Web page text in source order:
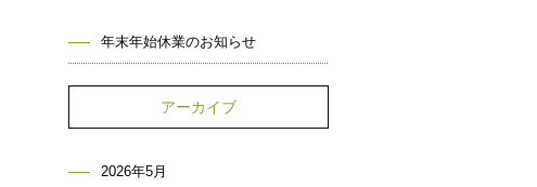
年末年始休業のお知らせ
アーカイブ
2026年5月